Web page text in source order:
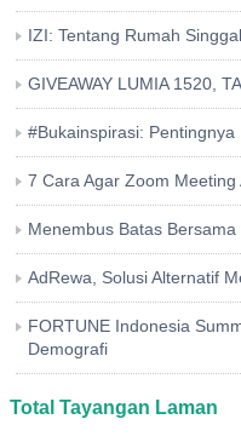
IZI: Tentang Rumah
GIVEAWAY LUMIA 1520,
#Bukainspirasi:
7 Cara Agar Zoom
Menembus Batas
AdRewa, Solusi Alternatif
FORTUNE Indonesia
Demografi
Total Tayangan Laman